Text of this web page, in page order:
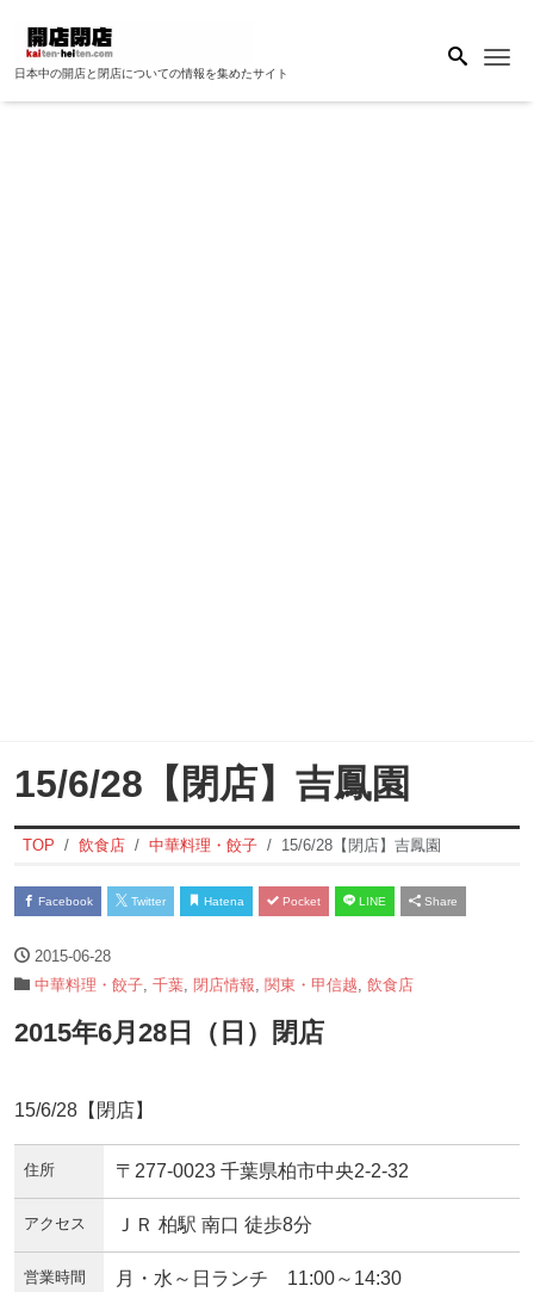
日本中の開店と閉店についての情報を集めたサイト
15/6/28【閉店】吉鳳園
TOP 飲食店 中華料理・餃子 15/6/28【閉店】吉鳳園
Facebook Twitter Hatena Pocket LINE Share
2015-06-28
中華料理・餃子 千葉 閉店情報 関東・甲信越 飲食店
2015年6月28日（日）閉店
15/6/28【閉店】
住所 〒277-0023 千葉県柏市中央2-2-32
アクセス ＪＲ 柏駅 南口 徒歩8分
営業時間
月・水～日ランチ 11:00～14:30